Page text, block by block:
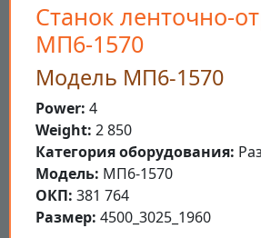
Станок ленточно-
МП6-1570
Модель МП6-1570
Power: 4
Weight: 2 850
Категория оборудования:
Модель: МП6-1570
ОКП: 381 764
Размер: 4500_3025_1960